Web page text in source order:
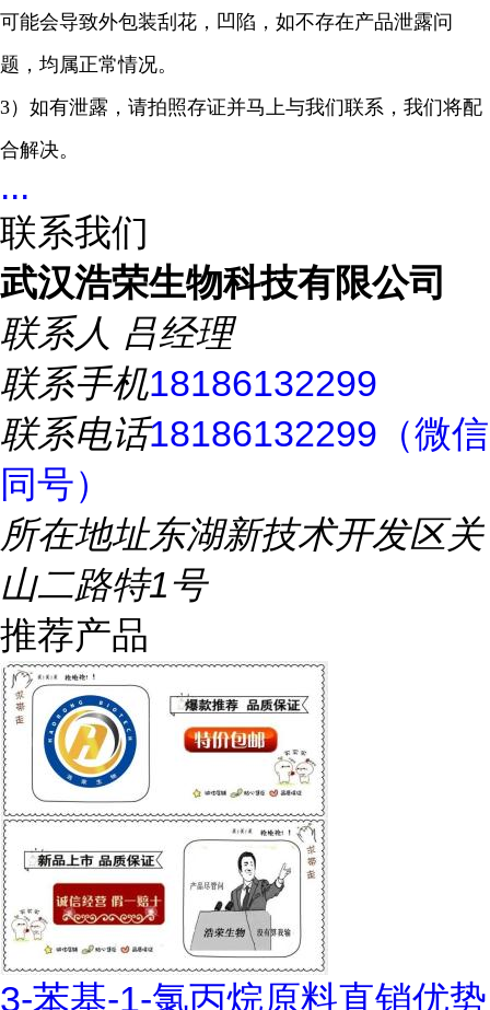
可能会导致外包装刮花，凹陷，如不存在产品泄露问
题，均属正常情况。
3）如有泄露，请拍照存证并马上与我们联系，我们将配
合解决。
...
联系我们
武汉浩荣生物科技有限公司
联系人 吕经理
联系手机18186132299
联系电话18186132299（微信
同号）
所在地址东湖新技术开发区关
山二路特1号
推荐产品
3-苯基-1-氯丙烷原料直销优势